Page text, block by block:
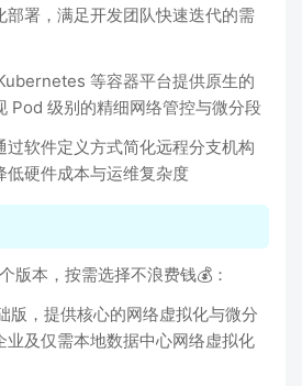
部署，满足开发团队快速迭代的需
等容器平台提供原生的
Pod 级别的精细网络管控与微分段
过软件定义方式简化远程分支机构
低硬件成本与运维复杂度
版本，按需选择不浪费钱💰：
，提供核心的网络虚拟化与微分
业及仅需本地数据中心网络虚拟化